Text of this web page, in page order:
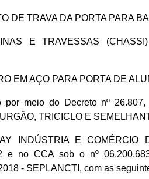
DE TRAVA DA PORTA PARA
E TRAVESSAS
EM AÇO PARA PORTA DE
por meio do Decreto nº
TRICICLO E
INDÚSTRIA E
e no CCA sob o nº
- SEPLANCTI, com as